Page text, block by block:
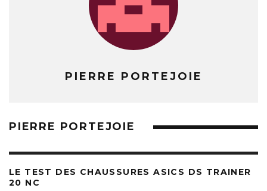
PIERRE PORTEJOIE
PIERRE PORTEJOIE
LE TEST DES CHAUSSURES ASICS DS TRAINER
20 NC